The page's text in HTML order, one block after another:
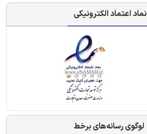
فرمت ترجمه مقاله فرمت مقاله انگلیسی
نماد اعتماد الکترونیکی
لوگوی رسانه‌های برخط